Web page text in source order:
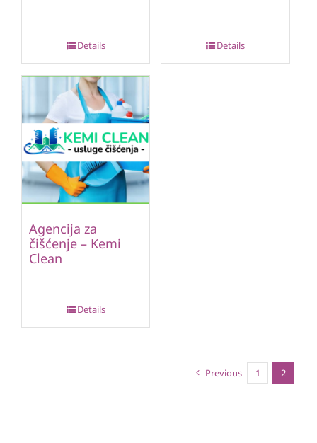
Details Details
Agencija za
čišćenje – Kemi
Clean
Details
Previous 1 2